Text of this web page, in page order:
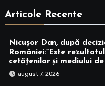
Articole Recente
Nicușor Dan, după
României:”Este
cetățenilor și mediului
august 7, 2026